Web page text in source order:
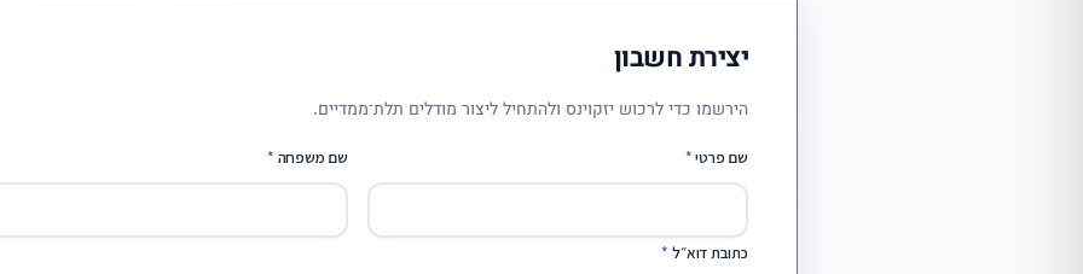
יצירת חשבון
הירשמו כדי לרכוש יזקוינס ולהתחיל ליצור מודלים תלת־ממדיים.
שם פרטי* שם משפחה *
כתובת דוא״ל *